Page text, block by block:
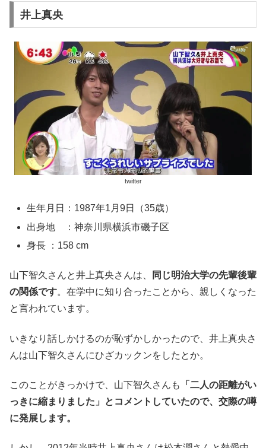
井上真央
twitter
生年月日：1987年1月9日（35歳）
出身地 ：神奈川県横浜市磯子区
身長 ：158 cm
山下智久さんと井上真央さんは、
同じ明治大学の先輩後輩
の関係です。在学中に知り合ったことから、親しくなった
と言われています。
いきなり話しかけるのが恥ずかしかったので、井上真央さ
んは山下智久さんにひざカックンをしたとか。
このことがきっかけで、山下智久さんも
「二人の距離がい
っきに縮まりました」とコメントしていたので、交際の噂
に発展します。